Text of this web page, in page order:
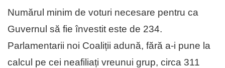
Numărul minim de voturi necesare pentru ca
Guvernul să fie învestit este de 234.
Parlamentarii noi Coaliții adună, fără a-i pune la
calcul pe cei neafiliați vreunui grup, circa 311